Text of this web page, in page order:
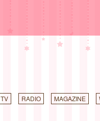
TV RADIO MAGAZINE